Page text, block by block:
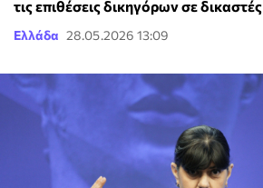
τις επιθέσεις δικηγόρων σε δικαστές
Ελλάδα 28.05.2026 13:09